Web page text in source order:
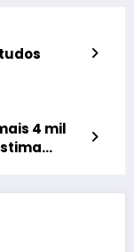
4 mil